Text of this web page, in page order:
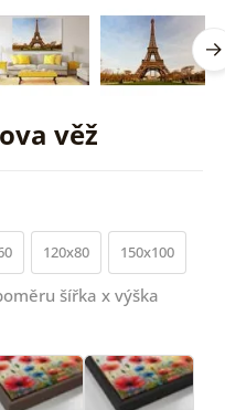
věž
120x80 150x100
šířka x výška